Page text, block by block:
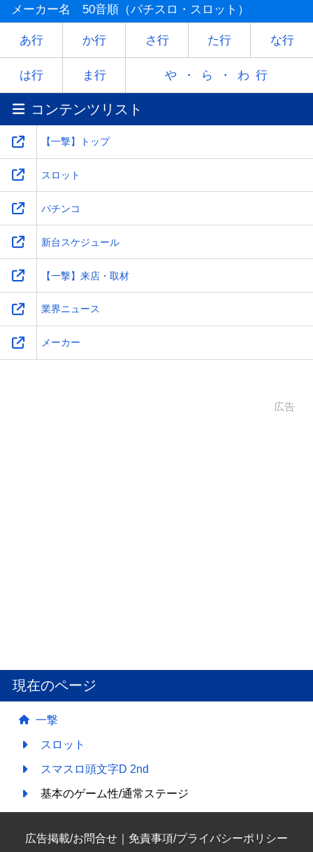
マ ミ ム メ
ヤ - ユ - ヨ
ラ リ レ
ワ -
メーカー名 50音順（パチスロ・スロット）
あ行 か行 さ行 た行 な行
は行 ま行 や・ら・わ行
コンテンツリスト
【一撃】トップ
スロット
パチンコ
新台スケジュール
【一撃】来店・取材
業界ニュース
メーカー
広告
現在のページ
一撃
スロット
スマスロ頭文字D 2nd
基本のゲーム性/通常ステージ
広告掲載/お問合せ ｜ 免責事項/プライバシーポリシー